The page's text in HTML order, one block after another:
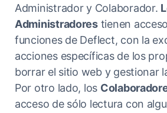
Administrador y Colaborador.
Administradorestienen
funciones de Deflect, con la
acciones específicas de los
borrar el sitio web y gestionar
Por otro lado, los
acceso de sólo lectura con